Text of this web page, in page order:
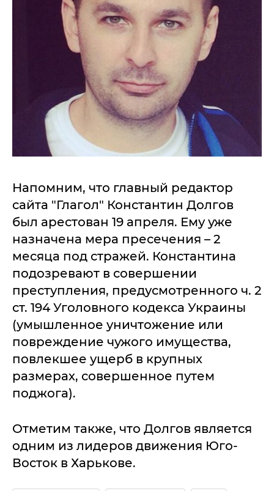
Напомним, что главный редактор
сайта "Глагол" Константин Долгов
был арестован 19 апреля. Ему уже
назначена мера пресечения – 2
месяца под стражей. Константина
подозревают в совершении
преступления, предусмотренного ч. 2
ст. 194 Уголовного кодекса Украины
(умышленное уничтожение или
повреждение чужого имущества,
повлекшее ущерб в крупных
размерах, совершенное путем
поджога).
Отметим также, что Долгов является
одним из лидеров движения Юго-
Восток в Харькове.